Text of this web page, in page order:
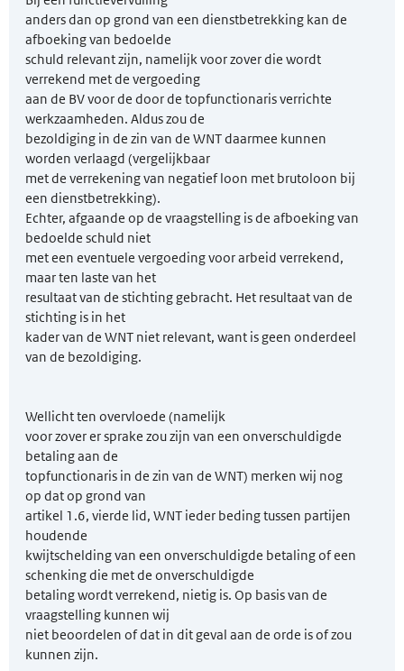
anders dan op grond van een dienstbetrekking kan de
afboeking van bedoelde
schuld relevant zijn, namelijk voor zover die wordt
verrekend met de vergoeding
aan de BV voor de door de topfunctionaris verrichte
werkzaamheden. Aldus zou de
bezoldiging in de zin van de WNT daarmee kunnen
worden verlaagd (vergelijkbaar
met de verrekening van negatief loon met brutoloon bij
een dienstbetrekking).
Echter, afgaande op de vraagstelling is de afboeking van
bedoelde schuld niet
met een eventuele vergoeding voor arbeid verrekend,
maar ten laste van het
resultaat van de stichting gebracht. Het resultaat van de
stichting is in het
kader van de WNT niet relevant, want is geen onderdeel
van de bezoldiging.
Wellicht ten overvloede (namelijk
voor zover er sprake zou zijn van een onverschuldigde
betaling aan de
topfunctionaris in de zin van de WNT) merken wij nog
op dat op grond van
artikel 1.6, vierde lid, WNT ieder beding tussen partijen
houdende
kwijtschelding van een onverschuldigde betaling of een
schenking die met de onverschuldigde
betaling wordt verrekend, nietig is. Op basis van de
vraagstelling kunnen wij
niet beoordelen of dat in dit geval aan de orde is of zou
kunnen zijn.